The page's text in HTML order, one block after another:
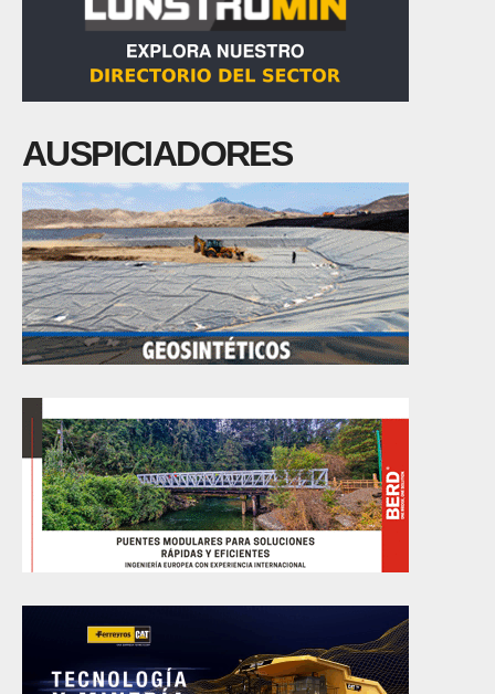
AUSPICIADORES